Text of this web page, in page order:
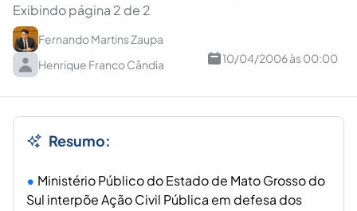
Exibindo página 2 de 2
Fernando Martins Zaupa
Henrique Franco Cândia
10/04/2006 às 00:00
Resumo:
Ministério Público do Estado de Mato Grosso do
Sul interpõe Ação Civil Pública em defesa dos